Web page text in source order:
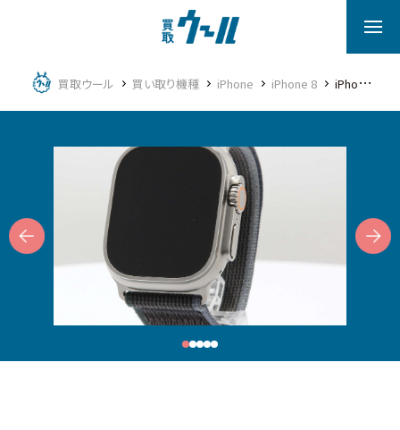
買取ウール 買い取り機種 iPhone iPhone 8 iPhone 8 Plus